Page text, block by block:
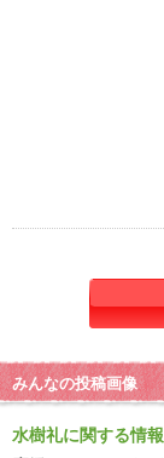
みんなの投稿画像
水樹礼に関する情